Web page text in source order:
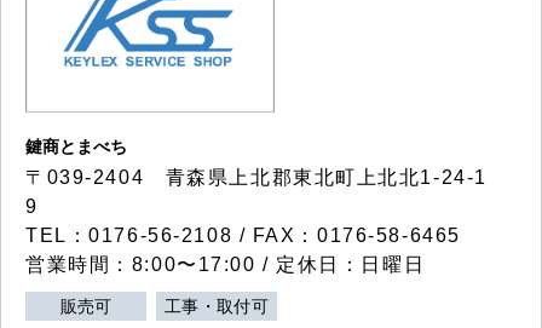
鍵商とまべち
〒039-2404 青森県上北郡東北町上北北1-24-1
9
TEL：0176-56-2108 / FAX：0176-58-6465
営業時間：8:00〜17:00 / 定休日：日曜日
販売可 工事・取付可